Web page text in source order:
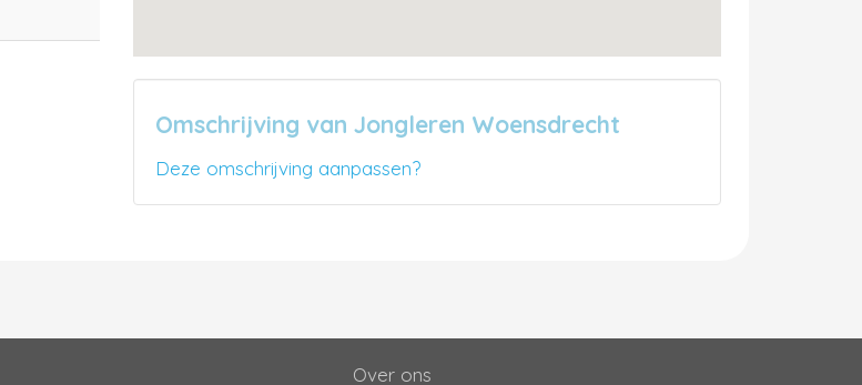
Omschrijving van Jongleren Woensdrecht
Deze omschrijving aanpassen?
Over ons